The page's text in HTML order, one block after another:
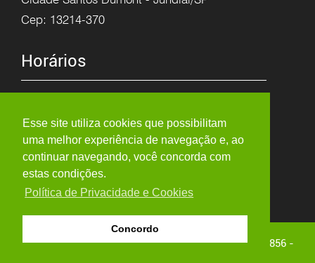
Esse site utiliza cookies que possibilitam
uma melhor experiência de navegação e, ao
continuar navegando, você concorda com
estas condições.
Política de Privacidade e Cookies
Concordo
Cep: 13214-370
Horários
8h as 12h
13:15h as 17:30h
Copyright © 2026 - ARTE PORCELANA - Visitas: 3.004.856 -